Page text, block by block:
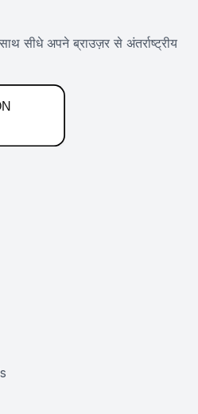
सीधे अपने ब्राउज़र से अंतर्राष्ट्रीय